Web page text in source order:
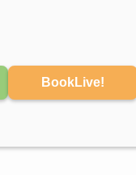
BookLive!